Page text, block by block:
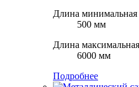
Длина минимальная
500 мм
Длина максимальная
6000 мм
Подробнее